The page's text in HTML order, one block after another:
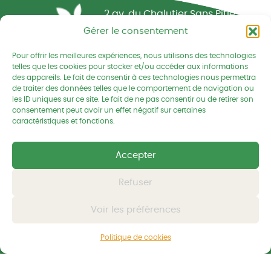
Gérer le consentement
Pour offrir les meilleures expériences, nous utilisons des technologies
telles que les cookies pour stocker et/ou accéder aux informations
des appareils. Le fait de consentir à ces technologies nous permettra
de traiter des données telles que le comportement de navigation ou
les ID uniques sur ce site. Le fait de ne pas consentir ou de retirer son
consentement peut avoir un effet négatif sur certaines
caractéristiques et fonctions.
Accepter
Refuser
Voir les préférences
Politique de cookies
Réseau CIVAM - Campagnes vivantes
2 av. du Chalutier Sans Pitié BP
332
02 96 74 75 50
cedapa@wanadoo.fr
Retrouvez-nous sur Facebook
Politique de confidentialités
© CEDAPA 2026
© charli tango studio